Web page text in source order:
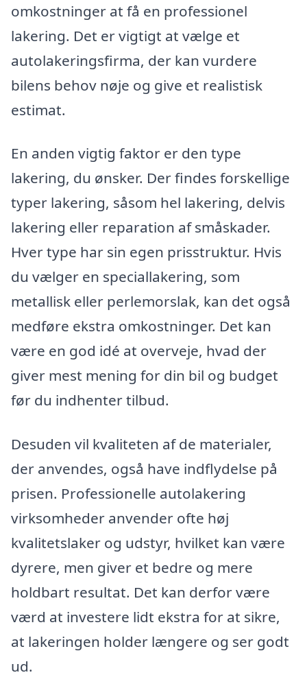
omkostninger at få en professionel
lakering. Det er vigtigt at vælge et
autolakeringsfirma, der kan vurdere
bilens behov nøje og give et realistisk
estimat.
En anden vigtig faktor er den type
lakering, du ønsker. Der findes forskellige
typer lakering, såsom hel lakering, delvis
lakering eller reparation af småskader.
Hver type har sin egen prisstruktur. Hvis
du vælger en speciallakering, som
metallisk eller perlemorslak, kan det også
medføre ekstra omkostninger. Det kan
være en god idé at overveje, hvad der
giver mest mening for din bil og budget
før du indhenter tilbud.
Desuden vil kvaliteten af de materialer,
der anvendes, også have indflydelse på
prisen. Professionelle autolakering
virksomheder anvender ofte høj
kvalitetslaker og udstyr, hvilket kan være
dyrere, men giver et bedre og mere
holdbart resultat. Det kan derfor være
værd at investere lidt ekstra for at sikre,
at lakeringen holder længere og ser godt
ud.